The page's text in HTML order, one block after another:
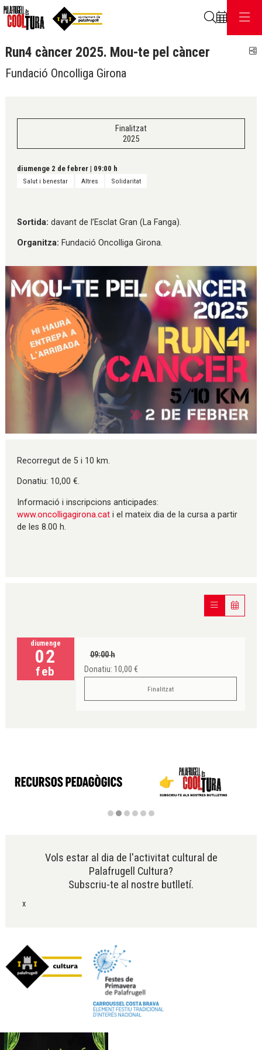
Run4 càncer 2025. Mou-te pel càncer
Fundació Oncolliga Girona
Finalitzat
2025
diumenge 2 de febrer | 09:00 h
Salut i benestar Altres Solidaritat
Sortida: davant de l’Esclat Gran (La Fanga).
Organitza: Fundació Oncolliga Girona.
Recorregut de 5 i 10 km.
Donatiu: 10,00 €.
Informació i inscripcions anticipades:
www.oncolligagirona.cat i el mateix dia de la cursa a partir
de les 8.00 h.
diumenge
02
feb
09:00 h
Donatiu: 10,00 €
Finalitzat
Vols estar al dia de l'activitat cultural de
Palafrugell Cultura?
Subscriu-te al nostre butlletí.
x